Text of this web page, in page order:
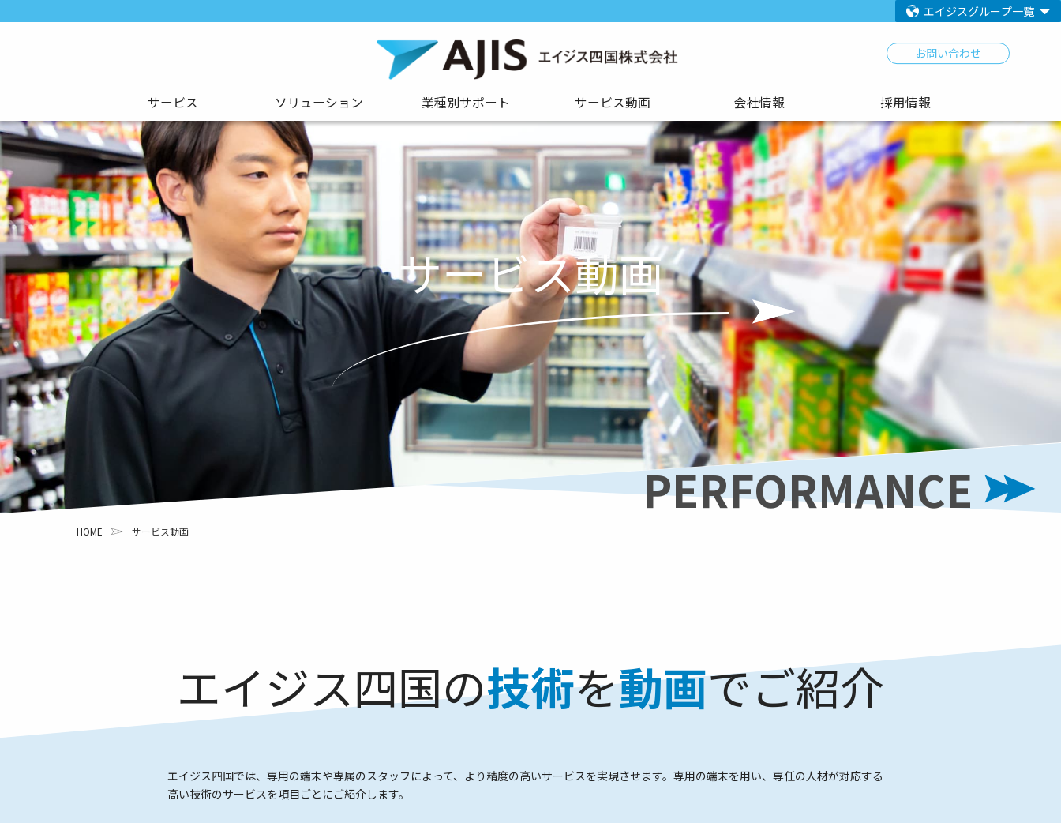
エイジスグループ一覧
お問い合わせ
サービス ソリューション 業種別サポート サービス動画 会社情報 採用情報
サービス動画
PERFORMANCE
HOME サービス動画
エイジス四国の技術を動画でご紹介
エイジス四国では、専用の端末や専属のスタッフによって、より精度の高いサービスを実現させます。専用の端末を用い、専任の人材が対応する
高い技術のサービスを項目ごとにご紹介します。